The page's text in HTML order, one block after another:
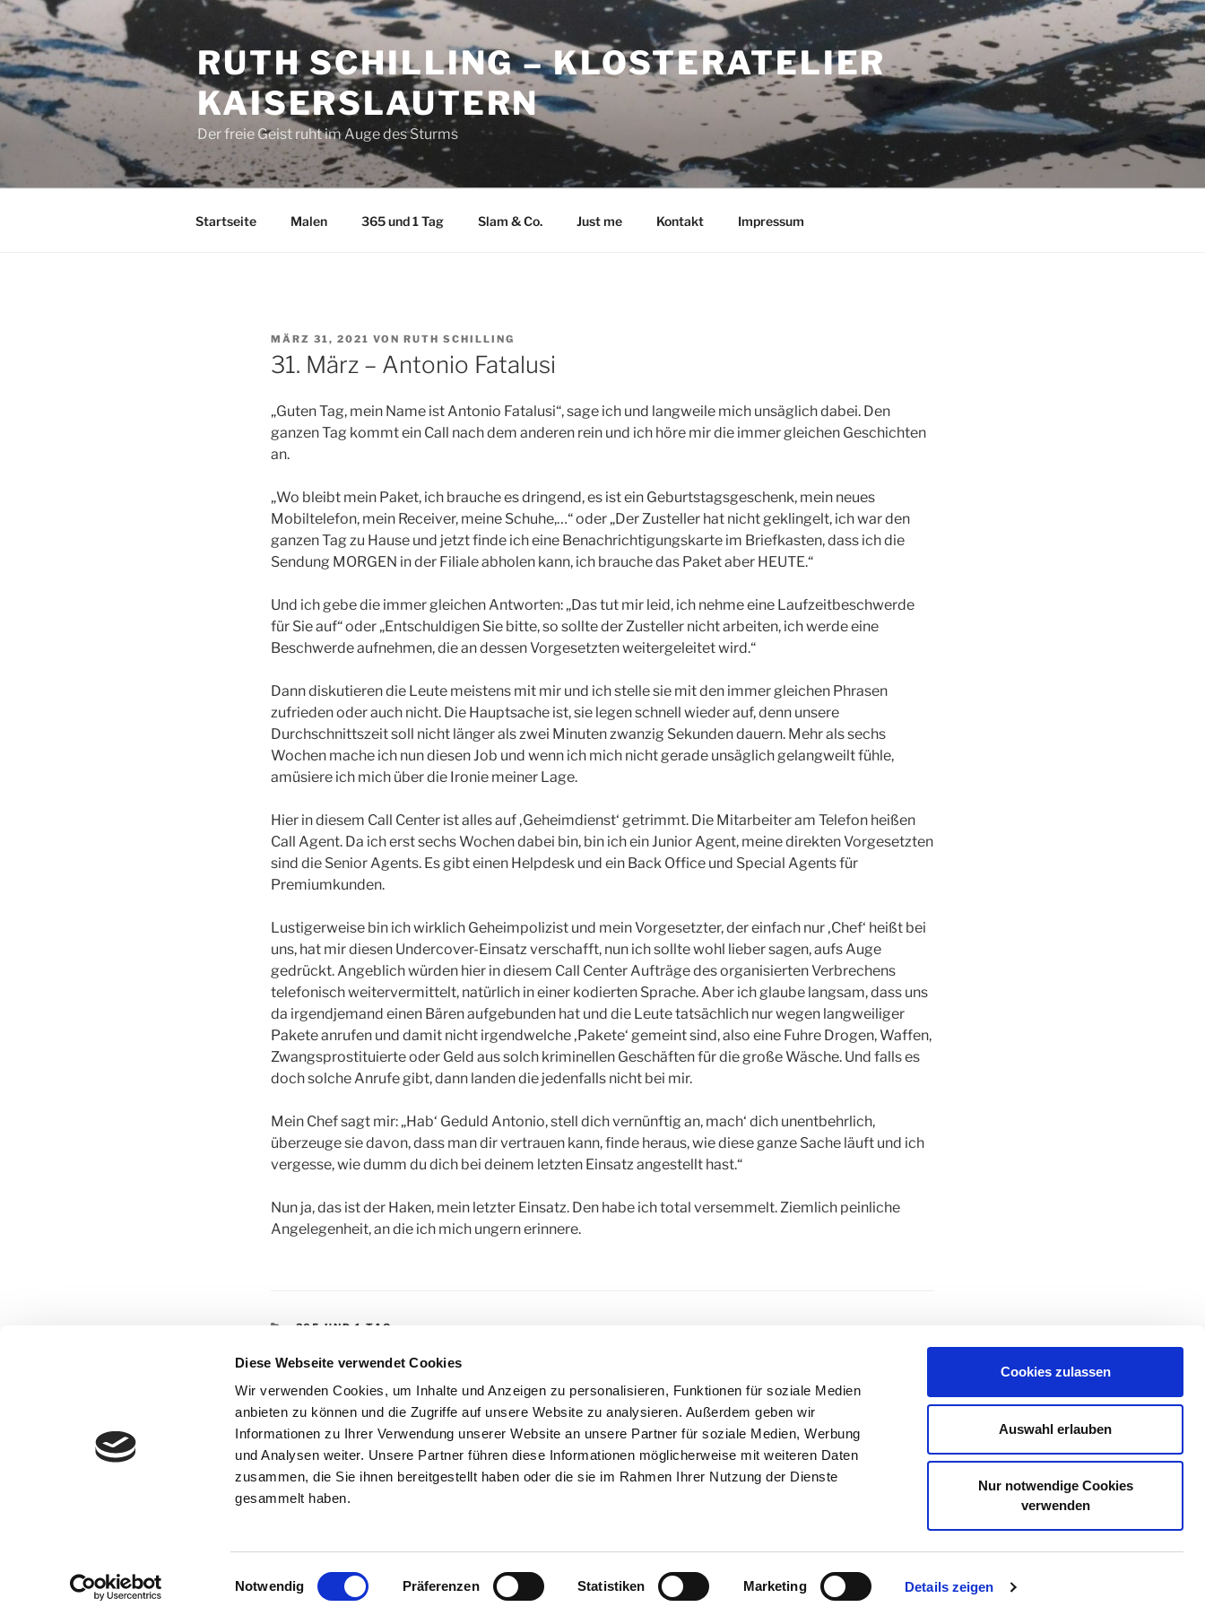
Diese Webseite verwendet Cookies
Wir verwenden Cookies, um Inhalte und Anzeigen zu personalisieren, Funktionen für soziale Medien
anbieten zu können und die Zugriffe auf unsere Website zu analysieren. Außerdem geben wir
Informationen zu Ihrer Verwendung unserer Website an unsere Partner für soziale Medien, Werbung
und Analysen weiter. Unsere Partner führen diese Informationen möglicherweise mit weiteren Daten
zusammen, die Sie ihnen bereitgestellt haben oder die sie im Rahmen Ihrer Nutzung der Dienste
gesammelt haben.
Einwilligungsauswahl
Notwendig Präferenzen Statistiken Marketing Details zeigen
Cookies zulassen
Auswahl erlauben
Nur notwendige Cookies
verwenden
Zum
Inhalt
springen
RUTH SCHILLING – KLOSTERATELIER
KAISERSLAUTERN
Der freie Geist ruht im Auge des Sturms
Startseite Malen 365 und 1 Tag Slam & Co. Just me Kontakt Impressum
VERÖFFENTLICHT
AM
MÄRZ 31, 2021 VON RUTH SCHILLING
31. März – Antonio Fatalusi
„Guten Tag, mein Name ist Antonio Fatalusi“, sage ich und langweile mich unsäglich dabei. Den
ganzen Tag kommt ein Call nach dem anderen rein und ich höre mir die immer gleichen Geschichten
an.
„Wo bleibt mein Paket, ich brauche es dringend, es ist ein Geburtstagsgeschenk, mein neues
Mobiltelefon, mein Receiver, meine Schuhe,…“ oder „Der Zusteller hat nicht geklingelt, ich war den
ganzen Tag zu Hause und jetzt finde ich eine Benachrichtigungskarte im Briefkasten, dass ich die
Sendung MORGEN in der Filiale abholen kann, ich brauche das Paket aber HEUTE.“
Und ich gebe die immer gleichen Antworten: „Das tut mir leid, ich nehme eine Laufzeitbeschwerde
für Sie auf“ oder „Entschuldigen Sie bitte, so sollte der Zusteller nicht arbeiten, ich werde eine
Beschwerde aufnehmen, die an dessen Vorgesetzten weitergeleitet wird.“
Dann diskutieren die Leute meistens mit mir und ich stelle sie mit den immer gleichen Phrasen
zufrieden oder auch nicht. Die Hauptsache ist, sie legen schnell wieder auf, denn unsere
Durchschnittszeit soll nicht länger als zwei Minuten zwanzig Sekunden dauern. Mehr als sechs
Wochen mache ich nun diesen Job und wenn ich mich nicht gerade unsäglich gelangweilt fühle,
amüsiere ich mich über die Ironie meiner Lage.
Hier in diesem Call Center ist alles auf ‚Geheimdienst‘ getrimmt. Die Mitarbeiter am Telefon heißen
Call Agent. Da ich erst sechs Wochen dabei bin, bin ich ein Junior Agent, meine direkten Vorgesetzten
sind die Senior Agents. Es gibt einen Helpdesk und ein Back Office und Special Agents für
Premiumkunden.
Lustigerweise bin ich wirklich Geheimpolizist und mein Vorgesetzter, der einfach nur ‚Chef‘ heißt bei
uns, hat mir diesen Undercover-Einsatz verschafft, nun ich sollte wohl lieber sagen, aufs Auge
gedrückt. Angeblich würden hier in diesem Call Center Aufträge des organisierten Verbrechens
telefonisch weitervermittelt, natürlich in einer kodierten Sprache. Aber ich glaube langsam, dass uns
da irgendjemand einen Bären aufgebunden hat und die Leute tatsächlich nur wegen langweiliger
Pakete anrufen und damit nicht irgendwelche ‚Pakete‘ gemeint sind, also eine Fuhre Drogen, Waffen,
Zwangsprostituierte oder Geld aus solch kriminellen Geschäften für die große Wäsche. Und falls es
doch solche Anrufe gibt, dann landen die jedenfalls nicht bei mir.
Mein Chef sagt mir: „Hab‘ Geduld Antonio, stell dich vernünftig an, mach‘ dich unentbehrlich,
überzeuge sie davon, dass man dir vertrauen kann, finde heraus, wie diese ganze Sache läuft und ich
vergesse, wie dumm du dich bei deinem letzten Einsatz angestellt hast.“
Nun ja, das ist der Haken, mein letzter Einsatz. Den habe ich total versemmelt. Ziemlich peinliche
Angelegenheit, an die ich mich ungern erinnere.
KATEGORIEN
365 UND 1 TAG
KLOSTERATELIER,KURZGESCHICHTEN
Beitragsnavigation
Vorheriger
Beitrag
30. März – Faux Pas
Beitrag
WEITER